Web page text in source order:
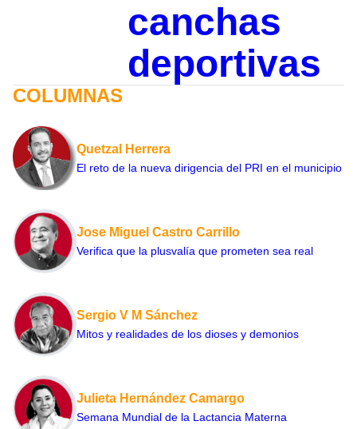
canchas
deportivas
COLUMNAS
Quetzal Herrera
El reto de la nueva dirigencia del PRI en el municipio
Jose Miguel Castro Carrillo
Verifica que la plusvalía que prometen sea real
Sergio V M Sánchez
Mitos y realidades de los dioses y demonios
Julieta Hernández Camargo
Semana Mundial de la Lactancia Materna